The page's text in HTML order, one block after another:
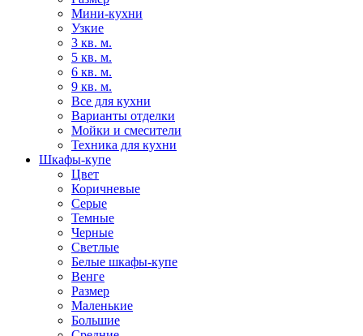
Мини-кухни
Узкие
3 кв. м.
5 кв. м.
6 кв. м.
9 кв. м.
Все для кухни
Варианты отделки
Мойки и смесители
Техника для кухни
Шкафы-купе
Цвет
Коричневые
Серые
Темные
Черные
Светлые
Белые шкафы-купе
Венге
Размер
Маленькие
Большие